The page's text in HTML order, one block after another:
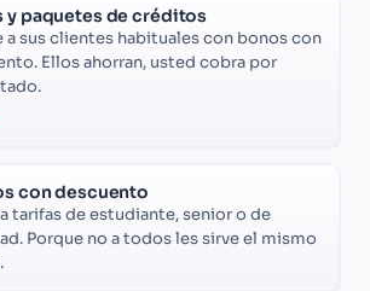
y paquetes de créditos
a sus clientes habituales con bonos con
Ellos ahorran, usted cobra por
con descuento
tarifas de estudiante, senior o de
Porque no a todos les sirve el mismo